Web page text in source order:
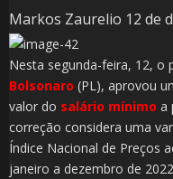
Markos Zaurelio 12 de
Nesta segunda-feira, 12, o
Bolsonaro (PL), aprovou
valor do salário mínimo a
correção considera uma
Índice Nacional de Preços
janeiro a dezembro de